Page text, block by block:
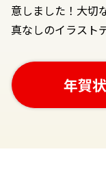
意しました！大切
真なしのイラスト
年賀